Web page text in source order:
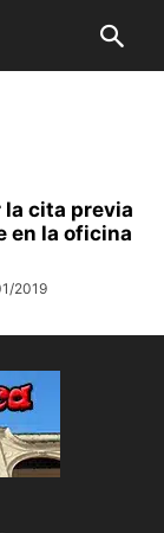
cita previa
en la oficina
2019